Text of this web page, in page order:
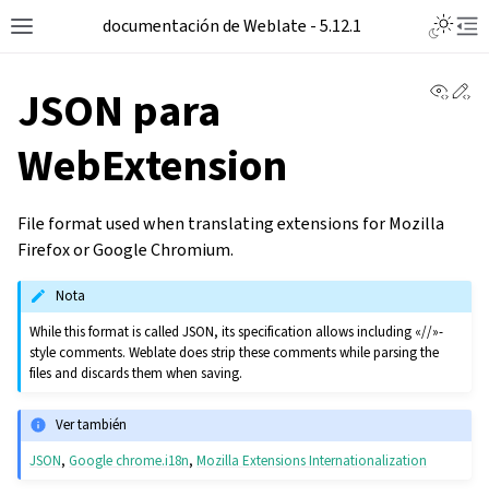
Toggle site navigation sidebar
documentación de Weblate - 5.12.1
JSON para
WebExtension
File format used when translating extensions for Mozilla
Firefox or Google Chromium.
Nota
While this format is called JSON, its specification allows including «//»-
style comments. Weblate does strip these comments while parsing the
files and discards them when saving.
Ver también
JSON,Google chrome.i18n,Mozilla Extensions Internationalization